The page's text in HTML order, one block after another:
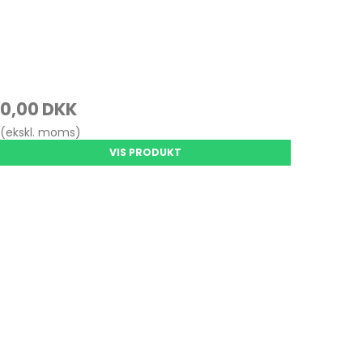
0,00 DKK
(ekskl. moms)
VIS PRODUKT